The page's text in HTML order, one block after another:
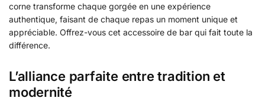
corne transforme chaque gorgée en une expérience
authentique, faisant de chaque repas un moment unique et
appréciable. Offrez-vous cet accessoire de bar qui fait toute la
différence.
L’alliance parfaite entre tradition et
modernité